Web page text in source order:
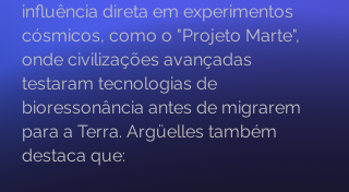
influência direta em experimentos
cósmicos, como o "Projeto Marte",
onde civilizações avançadas
testaram tecnologias de
bioressonância antes de migrarem
para a Terra. Argüelles também
destaca que: